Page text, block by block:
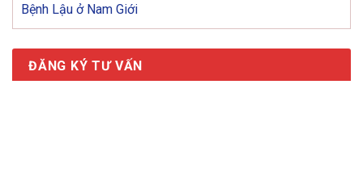
Bệnh Lậu ở Nam Giới
ĐĂNG KÝ TƯ VẤN